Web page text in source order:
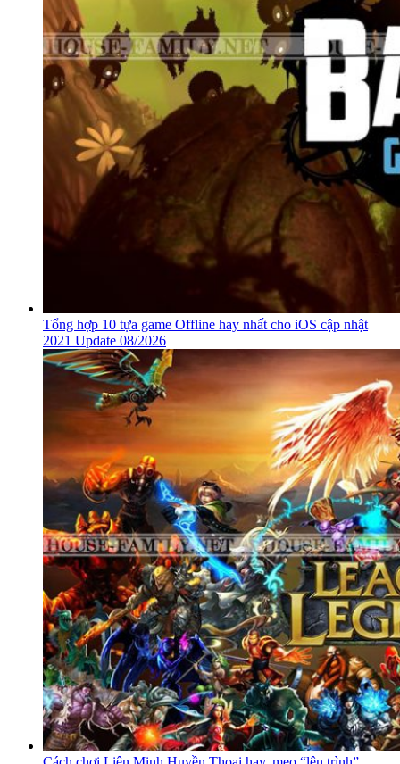
Tổng hợp 10 tựa game Offline hay nhất cho iOS cập nhật
2021 Update 08/2026